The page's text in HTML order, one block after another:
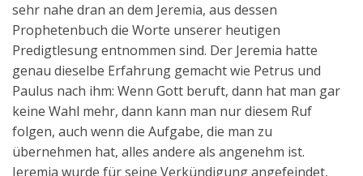
sehr nahe dran an dem Jeremia, aus dessen
Prophetenbuch die Worte unserer heutigen
Predigtlesung entnommen sind. Der Jeremia hatte
genau dieselbe Erfahrung gemacht wie Petrus und
Paulus nach ihm: Wenn Gott beruft, dann hat man gar
keine Wahl mehr, dann kann man nur diesem Ruf
folgen, auch wenn die Aufgabe, die man zu
übernehmen hat, alles andere als angenehm ist.
Jeremia wurde für seine Verkündigung angefeindet,